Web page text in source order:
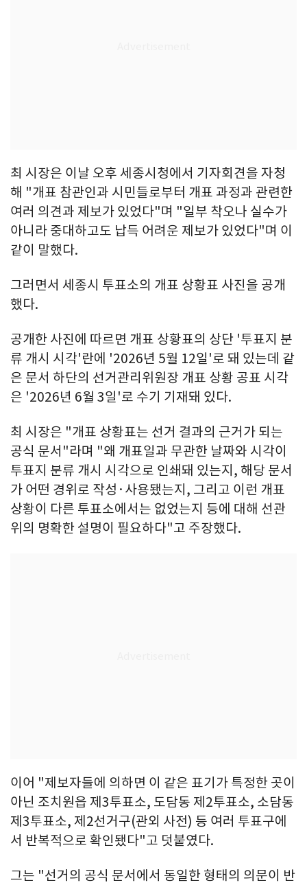
최 시장은 이날 오후 세종시청에서 기자회견을 자청
해 "개표 참관인과 시민들로부터 개표 과정과 관련한
여러 의견과 제보가 있었다"며 "일부 착오나 실수가
아니라 중대하고도 납득 어려운 제보가 있었다"며 이
같이 말했다.
그러면서 세종시 투표소의 개표 상황표 사진을 공개
했다.
공개한 사진에 따르면 개표 상황표의 상단 '투표지 분
류 개시 시각'란에 '2026년 5월 12일'로 돼 있는데 같
은 문서 하단의 선거관리위원장 개표 상황 공표 시각
은 '2026년 6월 3일'로 수기 기재돼 있다.
최 시장은 "개표 상황표는 선거 결과의 근거가 되는
공식 문서"라며 "왜 개표일과 무관한 날짜와 시각이
투표지 분류 개시 시각으로 인쇄돼 있는지, 해당 문서
가 어떤 경위로 작성·사용됐는지, 그리고 이런 개표
상황이 다른 투표소에서는 없었는지 등에 대해 선관
위의 명확한 설명이 필요하다"고 주장했다.
이어 "제보자들에 의하면 이 같은 표기가 특정한 곳이
아닌 조치원읍 제3투표소, 도담동 제2투표소, 소담동
제3투표소, 제2선거구(관외 사전) 등 여러 투표구에
서 반복적으로 확인됐다"고 덧붙였다.
그는 "선거의 공식 문서에서 동일한 형태의 의문이 반